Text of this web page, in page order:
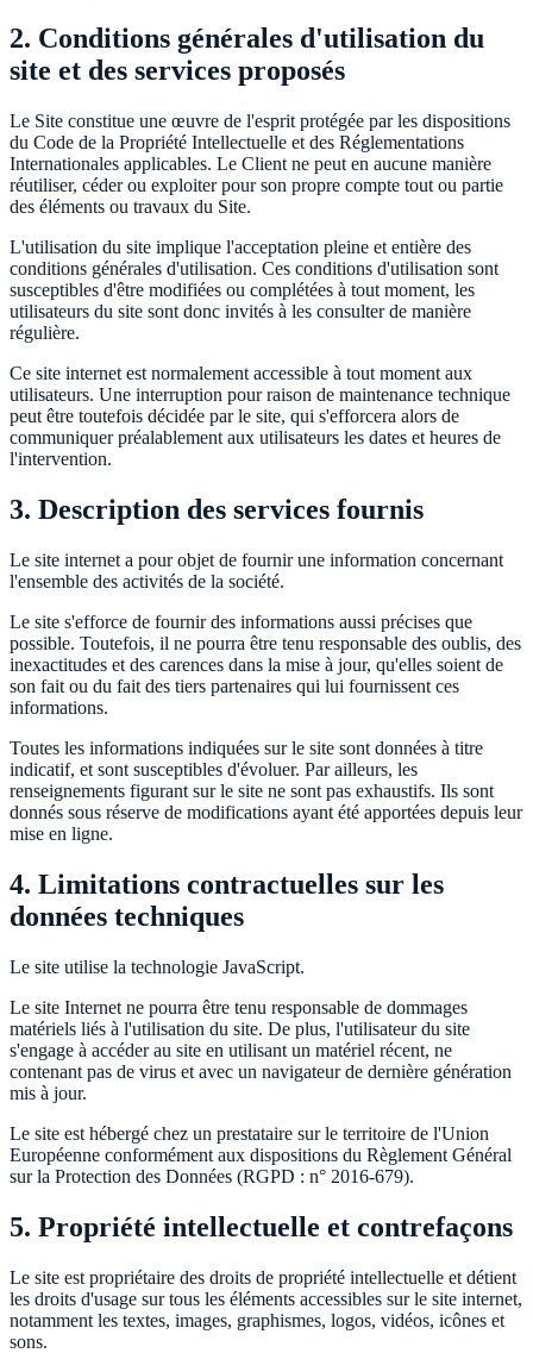
2. Conditions générales d'utilisation du
site et des services proposés
Le Site constitue une œuvre de l'esprit protégée par les dispositions
du Code de la Propriété Intellectuelle et des Réglementations
Internationales applicables. Le Client ne peut en aucune manière
réutiliser, céder ou exploiter pour son propre compte tout ou partie
des éléments ou travaux du Site.
L'utilisation du site implique l'acceptation pleine et entière des
conditions générales d'utilisation. Ces conditions d'utilisation sont
susceptibles d'être modifiées ou complétées à tout moment, les
utilisateurs du site sont donc invités à les consulter de manière
régulière.
Ce site internet est normalement accessible à tout moment aux
utilisateurs. Une interruption pour raison de maintenance technique
peut être toutefois décidée par le site, qui s'efforcera alors de
communiquer préalablement aux utilisateurs les dates et heures de
l'intervention.
3. Description des services fournis
Le site internet a pour objet de fournir une information concernant
l'ensemble des activités de la société.
Le site s'efforce de fournir des informations aussi précises que
possible. Toutefois, il ne pourra être tenu responsable des oublis, des
inexactitudes et des carences dans la mise à jour, qu'elles soient de
son fait ou du fait des tiers partenaires qui lui fournissent ces
informations.
Toutes les informations indiquées sur le site sont données à titre
indicatif, et sont susceptibles d'évoluer. Par ailleurs, les
renseignements figurant sur le site ne sont pas exhaustifs. Ils sont
donnés sous réserve de modifications ayant été apportées depuis leur
mise en ligne.
4. Limitations contractuelles sur les
données techniques
Le site utilise la technologie JavaScript.
Le site Internet ne pourra être tenu responsable de dommages
matériels liés à l'utilisation du site. De plus, l'utilisateur du site
s'engage à accéder au site en utilisant un matériel récent, ne
contenant pas de virus et avec un navigateur de dernière génération
mis à jour.
Le site est hébergé chez un prestataire sur le territoire de l'Union
Européenne conformément aux dispositions du Règlement Général
sur la Protection des Données (RGPD : n° 2016-679).
5. Propriété intellectuelle et contrefaçons
Le site est propriétaire des droits de propriété intellectuelle et détient
les droits d'usage sur tous les éléments accessibles sur le site internet,
notamment les textes, images, graphismes, logos, vidéos, icônes et
sons.